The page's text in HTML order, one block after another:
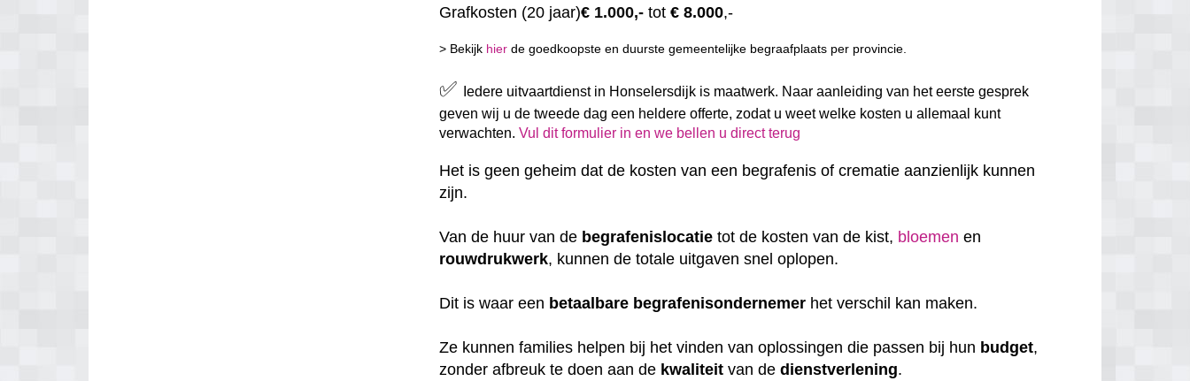
Grafkosten (20 jaar)€ 1.000,- tot€ 8.000,-
> Bekijk hier de goedkoopste en duurste gemeentelijke begraafplaats per provincie.
✅
Iedere uitvaartdienst in Honselersdijk is maatwerk. Naar aanleiding van het eerste gesprek
geven wij u de tweede dag een heldere offerte, zodat u weet welke kosten u allemaal kunt
verwachten.Vul dit formulier in en we bellen u direct terug
Het is geen geheim dat de kosten van een begrafenis of crematie aanzienlijk kunnen
zijn.
Van de huur van de begrafenislocatie tot de kosten van de kist, bloemen en
rouwdrukwerk, kunnen de totale uitgaven snel oplopen.
Dit is waar een betaalbare begrafenisondernemer het verschil kan maken.
Ze kunnen families helpen bij het vinden van oplossingen die passen bij hun budget,
zonder afbreuk te doen aan de kwaliteit van dedienstverlening.